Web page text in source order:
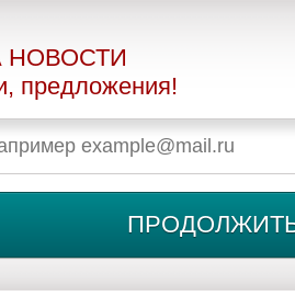
НОВОСТИ
предложения!